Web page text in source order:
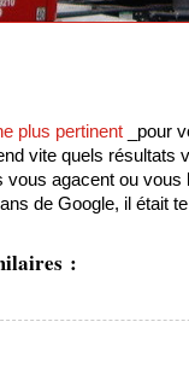
plus pertinent _pour
vite quels résultats
vous agacent ou vous
de Google, il était
: